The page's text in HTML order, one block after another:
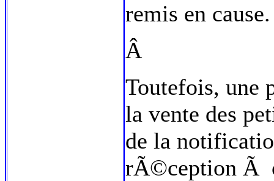
remis en cause.
Â
Toutefois,
la vente des
de la
rÃ©ception Ã